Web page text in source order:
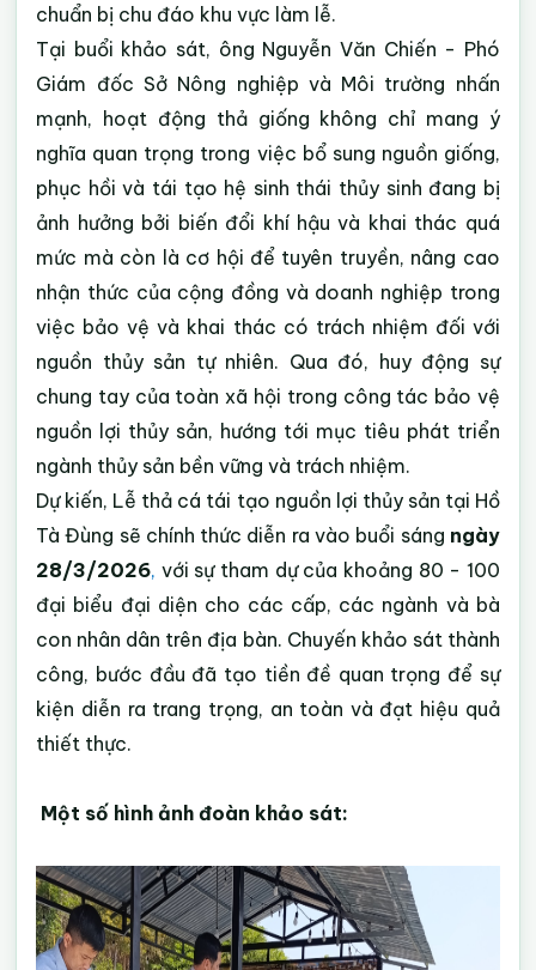
chuẩn bị chu đáo khu vực làm lễ.
Tại buổi khảo sát, ông Nguyễn Văn Chiến - Phó
Giám đốc Sở Nông nghiệp và Môi trường nhấn
mạnh, hoạt động thả giống không chỉ mang ý
nghĩa quan trọng trong việc bổ sung nguồn giống,
phục hồi và tái tạo hệ sinh thái thủy sinh đang bị
ảnh hưởng bởi biến đổi khí hậu và khai thác quá
mức mà còn là cơ hội để tuyên truyền, nâng cao
nhận thức của cộng đồng và doanh nghiệp trong
việc bảo vệ và khai thác có trách nhiệm đối với
nguồn thủy sản tự nhiên. Qua đó, huy động sự
chung tay của toàn xã hội trong công tác bảo vệ
nguồn lợi thủy sản, hướng tới mục tiêu phát triển
ngành thủy sản bền vững và trách nhiệm.
Dự kiến, Lễ thả cá tái tạo nguồn lợi thủy sản tại Hồ
Tà Đùng sẽ chính thức diễn ra vào buổi sáng ngày
28/3/2026, với sự tham dự của khoảng 80 - 100
đại biểu đại diện cho các cấp, các ngành và bà
con nhân dân trên địa bàn. Chuyến khảo sát thành
công, bước đầu đã tạo tiền đề quan trọng để sự
kiện diễn ra trang trọng, an toàn và đạt hiệu quả
thiết thực.
Một số hình ảnh đoàn khảo sát: